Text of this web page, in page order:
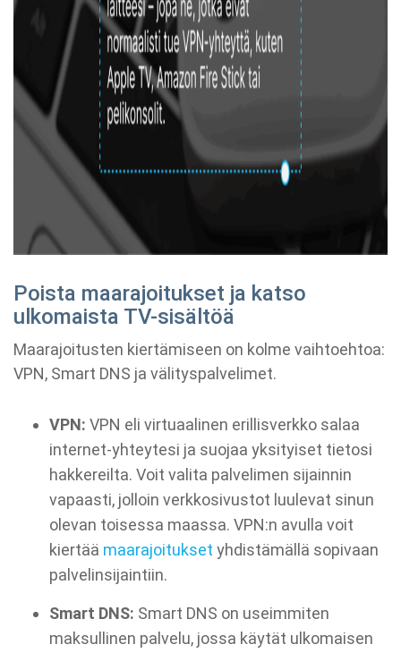
Poista maarajoitukset ja katso
ulkomaista TV-sisältöä
Maarajoitusten kiertämiseen on kolme vaihtoehtoa:
VPN, Smart DNS ja välityspalvelimet.
VPN: VPN eli virtuaalinen erillisverkko salaa
internet-yhteytesi ja suojaa yksityiset tietosi
hakkereilta. Voit valita palvelimen sijainnin
vapaasti, jolloin verkkosivustot luulevat sinun
olevan toisessa maassa. VPN:n avulla voit
kiertää maarajoitukset yhdistämällä sopivaan
palvelinsijaintiin.
Smart DNS: Smart DNS on useimmiten
maksullinen palvelu, jossa käytät ulkomaisen